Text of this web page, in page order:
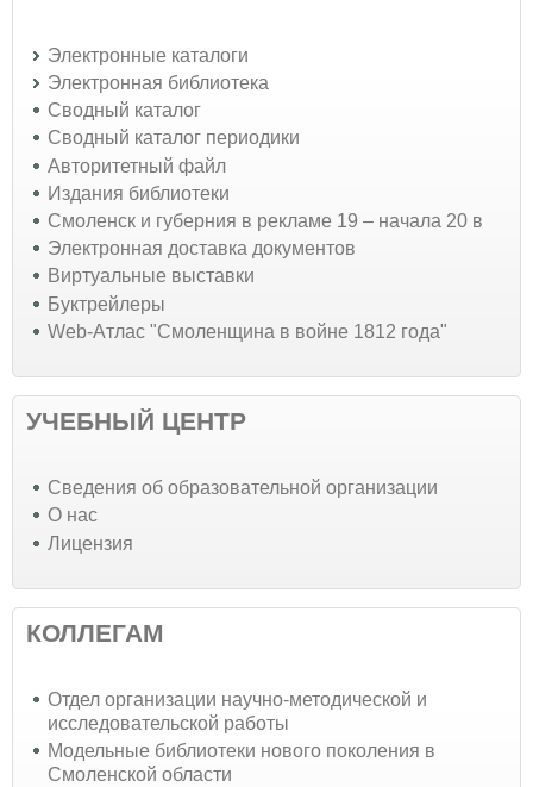
Электронные каталоги
Электронная библиотека
Сводный каталог
Сводный каталог периодики
Авторитетный файл
Издания библиотеки
Смоленск и губерния в рекламе 19 – начала 20 в
Электронная доставка документов
Виртуальные выставки
Буктрейлеры
Web-Атлас "Смоленщина в войне 1812 года"
УЧЕБНЫЙ ЦЕНТР
Cведения об образовательной организации
О нас
Лицензия
КОЛЛЕГАМ
Отдел организации научно-методической и
исследовательской работы
Модельные библиотеки нового поколения в
Смоленской области